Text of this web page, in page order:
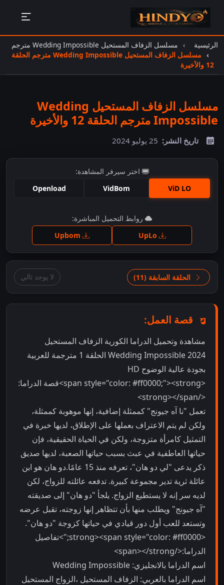
الرئيسية
مسلسل الزفاف المستحيل Wedding Impossible مترجم
مسلسل الزفاف المستحيل Wedding Impossible مترجم الحلقة
12 والأخيرة
مسلسل الزفاف المستحيل Wedding
Impossible مترجم الحلقة 12 والأخيرة
تاريخ النشر: 25 يوليو 2024
اختر سيرفر المشاهدة:
ViD LO
VidBom
Openload
اضغط للمشاهدة
روابط التحميل المباشرة:
الحلقة السابقة (11) لا يوجد تالي
قصة العمل:
مشاهدة وتحميل الدراما الكورية الزفاف المستحيل
Wedding Impossible 2024 الحلقة 1 مترجمة للعربية
بجودة عالية الوضوح HD
<span style="color: #ff0000;"><strong>قصة الدراما:
</strong></span>
تعمل "نا آه جيونج" كممثلة إضافية، إنها موهوبة كممثلة،
ولكن لم يتم الاعتراف بعملها على الإطلاق، لديها خبرة في
التمثيل كامرأة متزوجة، ولكن في الحياة الحقيقية، فإن
حياتها العاطفية في عبث بسبب حياتها الصعبة، لديها صديق
ذكر يدعى "لي دو هان"، تعرفه منذ 15 عامًا.دو هان هو ابن
عائلة ثرية تدير مجموعة كبيرة. تدفعه عائلته للزواج، لكن
لديه سر إنه لا يستطيع الزواج. يلجأ "دو هان" إلى صديقته
"آه جيونج" ويطلب منها بأن تتظاهر إنها زوجته، تقبل عرضه
وتستعد للعب أول دور قيادي في حياتها كزوجة "دو هان".
<strong><span style="color: #ff0000;">تفاصيل
الدراما:</span></strong>
اسم الدراما بالانجليزي: Wedding Impossible
اسم الدراما بالعربي: الزفاف المستحيل ،الزواج المستحيل